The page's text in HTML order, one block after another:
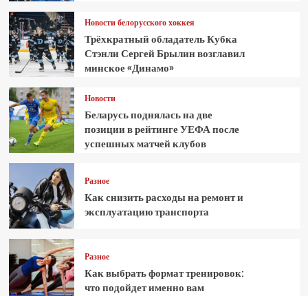
Новости белорусского хоккея
Трёхкратный обладатель Кубка
Стэнли Сергей Брылин возглавил
минское «Динамо»
Новости
Беларусь поднялась на две
позиции в рейтинге УЕФА после
успешных матчей клубов
Разное
Как снизить расходы на ремонт и
эксплуатацию транспорта
Разное
Как выбрать формат тренировок:
что подойдет именно вам